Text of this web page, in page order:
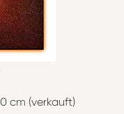
cm (verkauft)